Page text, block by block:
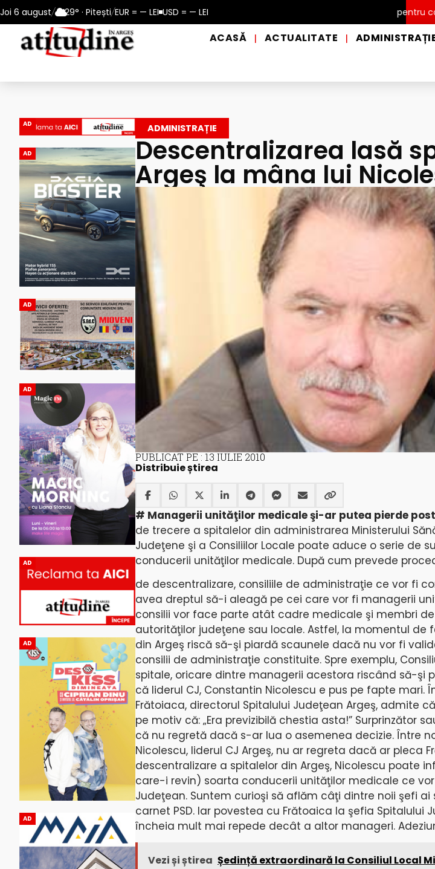
Joi 6 august/ 29° · Pitești/EUR = — LEI USD = — LEI
potabile, în perioadele de caniculă, în municipiul Pitești! Intrare GRATUITĂ pentru copii,
ACASĂ | ACTUALITATE |
AD
AD
AD
AD
AD
AD
AD
ADMINISTRAȚIE
Descentralizarea lasă
Argeş la mâna lui
PUBLICAT PE : 13 IULIE 2010
Distribuie știrea
# Managerii unităţilor medicale şi-ar putea pierde
de trecere a spitalelor din administrarea Ministerului
Judeţene şi a Consiliilor Locale poate aduce o serie de
conducerii unităţilor medicale. După cum prevede
de descentralizare, consiliile de administraţie ce vor fi
avea dreptul să-i aleagă pe cei care vor fi managerii
consilii vor face parte atât cadre medicale şi membri
autorităţilor judeţene sau locale. Astfel, la momentul de
din Argeş riscă să-şi piardă scaunele dacă nu vor fi
consilii de administraţie constituite. Spre exemplu,
spitale, oricare dintre managerii acestora riscând să-şi
că liderul CJ, Constantin Nicolescu e pus pe fapte mari.
Frătoiaca, directorul Spitalului Judeţean Argeş, admite
pe motiv că: „Era previzibilă chestia asta!” Surprinzător
că nu regretă dacă s-ar lua o asemenea decizie. Între
Nicolescu, liderul CJ Argeş, nu ar regreta dacă ar pleca
descentralizare a spitalelor din Argeş, Nicolescu poate
care-i revin) soarta conducerii unităţilor medicale ce
Judeţean. Suntem curioşi să aflăm câţi dintre noii şefi
carnet PSD. Iar povestea cu Frătoaica la şefia Spitalului
încheia mult mai repede decât a altor manageri.
Vezi și știrea Ședință extraordinară la Consiliul Local